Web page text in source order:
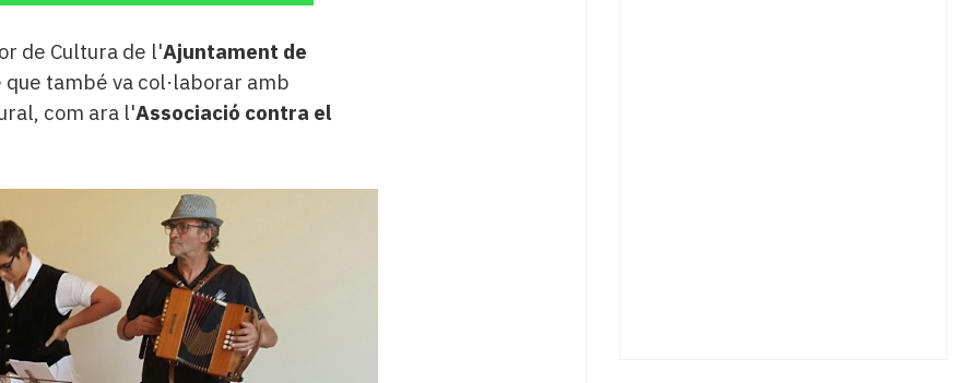
de Cultura de l'Ajuntament de
també va col·laborar amb
com ara l'Associació contra el